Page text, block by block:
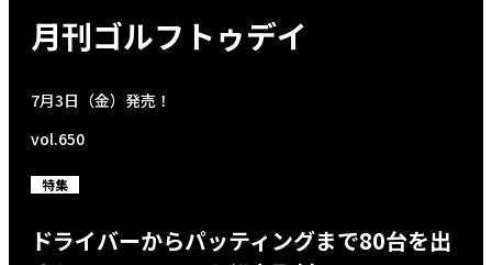
月刊ゴルフトゥデイ
7月3日（金）発売！
vol.650
特集
ドライバーからパッティングまで80台を出